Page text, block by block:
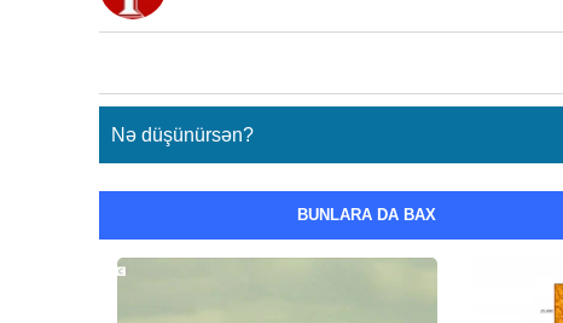
Nə düşünürsən?
BUNLARA DA BAX